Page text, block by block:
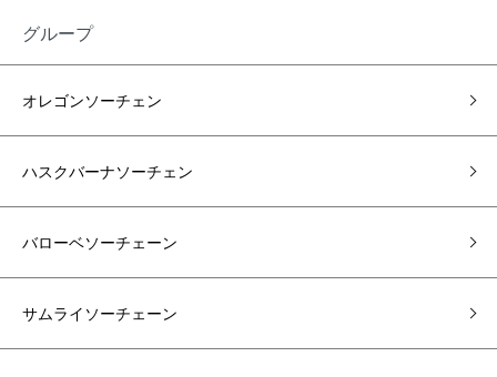
グループ
オレゴンソーチェン
ハスクバーナソーチェン
バローベソーチェーン
サムライソーチェーン